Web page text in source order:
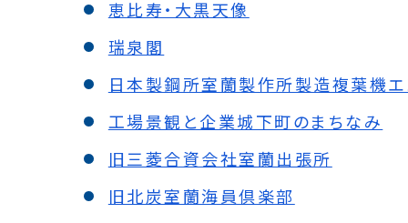
恵比寿・大黒天像
瑞泉閣
日本製鋼所室蘭製作所製造複葉機エ
工場景観と企業城下町のまちなみ
旧三菱合資会社室蘭出張所
旧北炭室蘭海員倶楽部